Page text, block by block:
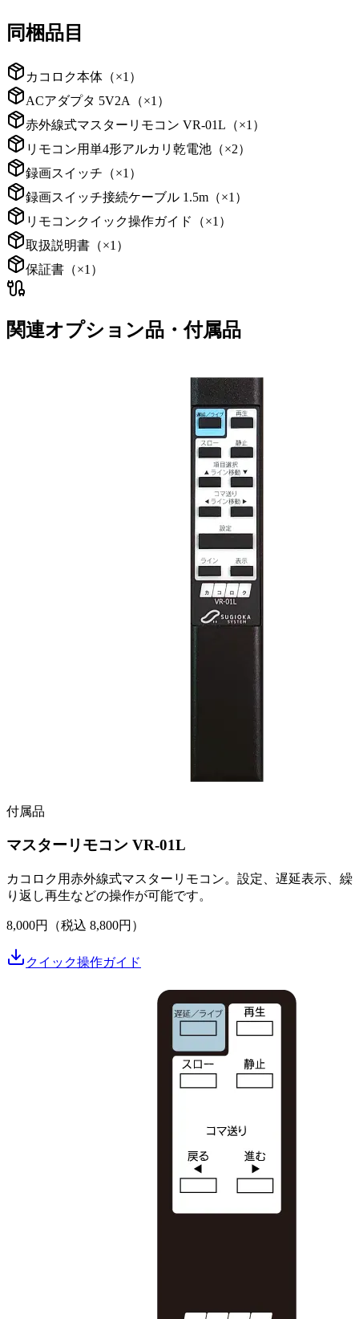
同梱品目
カコロク本体（×1）
ACアダプタ 5V2A（×1）
赤外線式マスターリモコン VR-01L（×1）
リモコン用単4形アルカリ乾電池（×2）
録画スイッチ（×1）
録画スイッチ接続ケーブル 1.5m（×1）
リモコンクイック操作ガイド（×1）
取扱説明書（×1）
保証書（×1）
関連オプション品・付属品
付属品
マスターリモコン VR-01L
カコロク用赤外線式マスターリモコン。設定、遅延表示、繰
り返し再生などの操作が可能です。
8,000円（税込 8,800円）
クイック操作ガイド